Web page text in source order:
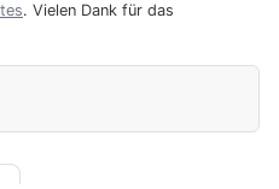
. Vielen Dank für das